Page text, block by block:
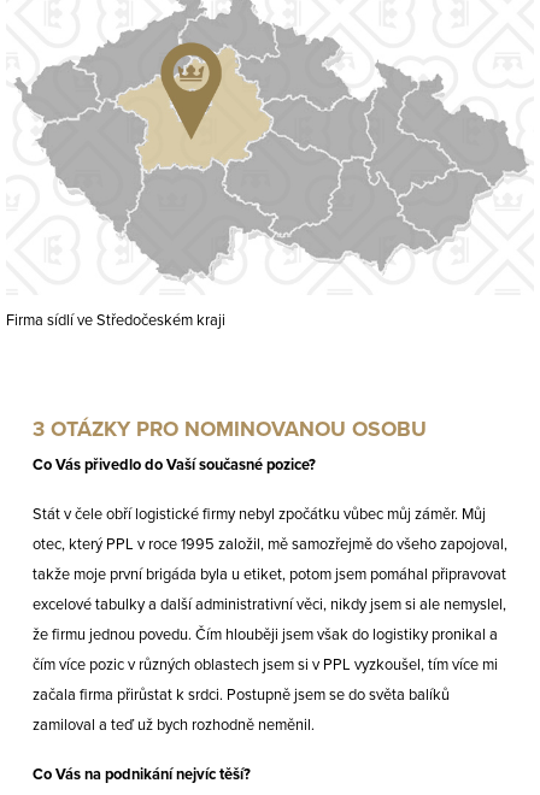
Firma sídlí ve Středočeském kraji
3 OTÁZKY PRO NOMINOVANOU OSOBU
Co Vás přivedlo do Vaší současné pozice?
Stát v čele obří logistické firmy nebyl zpočátku vůbec můj záměr. Můj
otec, který PPL v roce 1995 založil, mě samozřejmě do všeho zapojoval,
takže moje první brigáda byla u etiket, potom jsem pomáhal připravovat
excelové tabulky a další administrativní věci, nikdy jsem si ale nemyslel,
že firmu jednou povedu. Čím hlouběji jsem však do logistiky pronikal a
čím více pozic v různých oblastech jsem si v PPL vyzkoušel, tím více mi
začala firma přirůstat k srdci. Postupně jsem se do světa balíků
zamiloval a teď už bych rozhodně neměnil.
Co Vás na podnikání nejvíc těší?